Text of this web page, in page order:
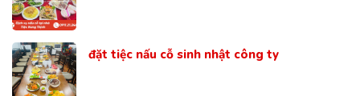
đặt tiệc nấu cỗ sinh nhật công ty